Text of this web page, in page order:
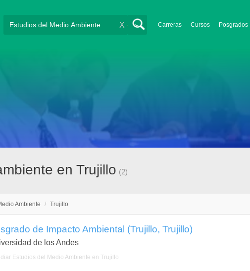
Carreras Cursos Posgrados
X
en Trujillo (2)
Ambiente / Trujillo
de Impacto Ambiental (Trujillo, Trujillo)
de los Andes
Estudios del Medio Ambiente en Trujillo